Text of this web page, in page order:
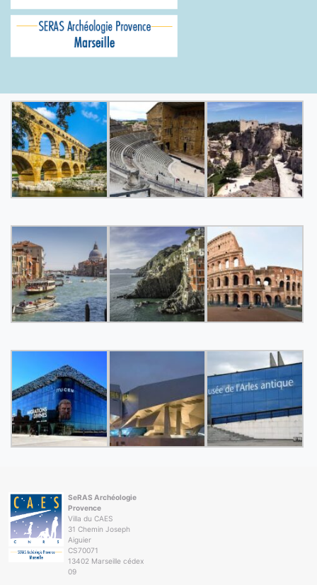
SeRAS Archéologie
Provence
Villa du CAES
31 Chemin Joseph
Aiguier
CS70071
13402 Marseille cédex
09